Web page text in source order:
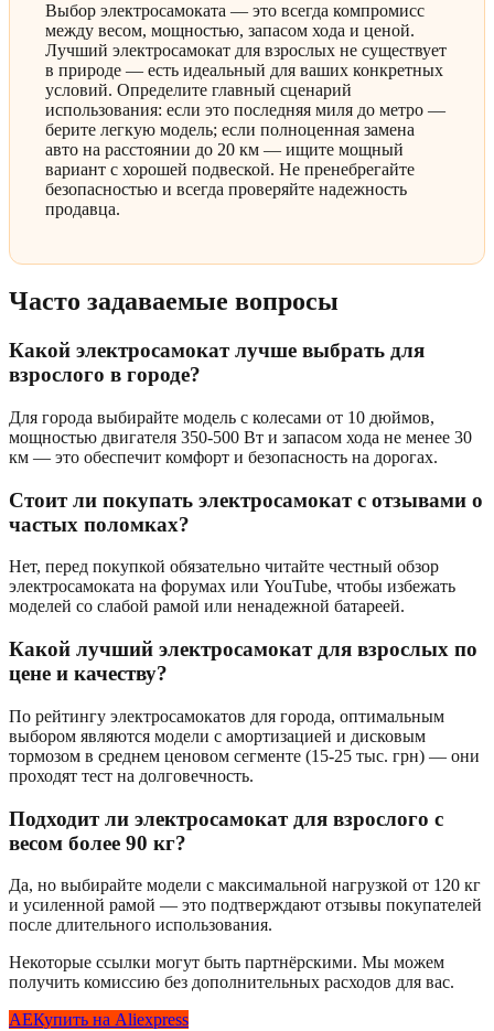
Выбор электросамоката — это всегда компромисс
между весом, мощностью, запасом хода и ценой.
Лучший электросамокат для взрослых не существует
в природе — есть идеальный для ваших конкретных
условий. Определите главный сценарий
использования: если это последняя миля до метро —
берите легкую модель; если полноценная замена
авто на расстоянии до 20 км — ищите мощный
вариант с хорошей подвеской. Не пренебрегайте
безопасностью и всегда проверяйте надежность
продавца.
Часто задаваемые вопросы
Какой электросамокат лучше выбрать для
взрослого в городе?
Для города выбирайте модель с колесами от 10 дюймов,
мощностью двигателя 350-500 Вт и запасом хода не менее 30
км — это обеспечит комфорт и безопасность на дорогах.
Стоит ли покупать электросамокат с отзывами о
частых поломках?
Нет, перед покупкой обязательно читайте честный обзор
электросамоката на форумах или YouTube, чтобы избежать
моделей со слабой рамой или ненадежной батареей.
Какой лучший электросамокат для взрослых по
цене и качеству?
По рейтингу электросамокатов для города, оптимальным
выбором являются модели с амортизацией и дисковым
тормозом в среднем ценовом сегменте (15-25 тыс. грн) — они
проходят тест на долговечность.
Подходит ли электросамокат для взрослого с
весом более 90 кг?
Да, но выбирайте модели с максимальной нагрузкой от 120 кг
и усиленной рамой — это подтверждают отзывы покупателей
после длительного использования.
Некоторые ссылки могут быть партнёрскими. Мы можем
получить комиссию без дополнительных расходов для вас.
AEКупить на Aliexpress